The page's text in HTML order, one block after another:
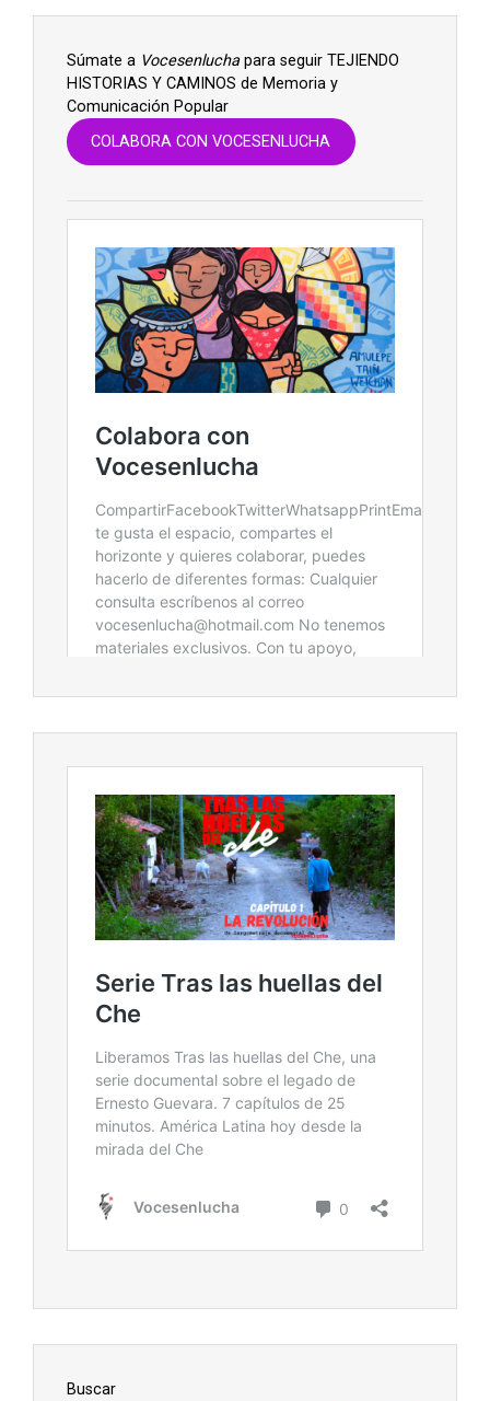
Súmate a Vocesenluchapara seguir TEJIENDO
HISTORIAS Y CAMINOS de Memoria y
Comunicación Popular
COLABORA CON VOCESENLUCHA
Buscar